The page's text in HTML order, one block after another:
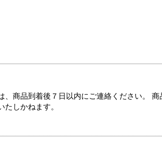
、商品到着後７日以内にご連絡ください。
しかねます。